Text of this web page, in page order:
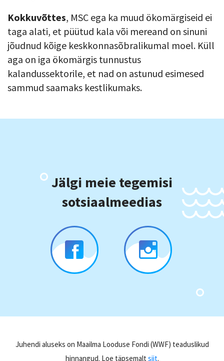
Kokkuvõttes, MSC ega ka muud ökomärgiseid ei
taga alati, et püütud kala või mereand on sinuni
jõudnud kõige keskkonnasõbralikumal moel. Küll
aga on iga ökomärgis tunnustus
kalandussektorile, et nad on astunud esimesed
sammud saamaks kestlikumaks.
Jälgi meie tegemisi
sotsiaalmeedias
Juhendi aluseks on Maailma Looduse Fondi (WWF) teaduslikud
hinnangud. Loe täpsemalt siit.